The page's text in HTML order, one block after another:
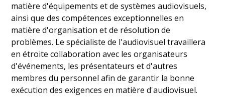
matière d'équipements et de systèmes audiovisuels,
ainsi que des compétences exceptionnelles en
matière d'organisation et de résolution de
problèmes. Le spécialiste de l'audiovisuel travaillera
en étroite collaboration avec les organisateurs
d'événements, les présentateurs et d'autres
membres du personnel afin de garantir la bonne
exécution des exigences en matière d'audiovisuel.